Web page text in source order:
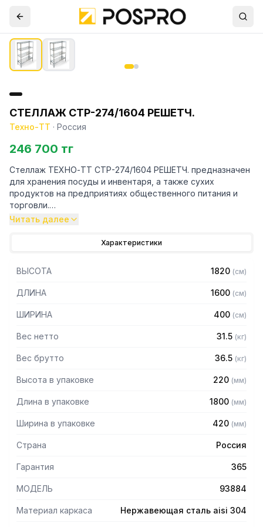
СТЕЛЛАЖ СТР-274/1604 РЕШЕТЧ.
Техно-ТТ · Россия
246 700 тг
Стеллаж ТЕХНО-ТТ СТР-274/1604 РЕШЕТЧ. предназначен
для хранения посуды и инвентаря, а также сухих
продуктов на предприятиях общественного питания и
торговли.
304 толщиной 2 мм
— Четыре решетчатые полки из нержавеющей стали
марки AISI 304 толщиной 0,8 мм
— Расстояние между полками регулируемое с шагом 50
— Регулируемые опоры
Читать далее
Характеристики
ВЫСОТА 1820 (см)
ДЛИНА 1600 (см)
ШИРИНА 400 (см)
Вес нетто 31.5 (кг)
Вес брутто 36.5 (кг)
Высота в упаковке 220 (мм)
Длина в упаковке 1800 (мм)
Ширина в упаковке 420 (мм)
Страна Россия
Гарантия 365
МОДЕЛЬ 93884
Материал каркаса Нержавеющая сталь aisi 304